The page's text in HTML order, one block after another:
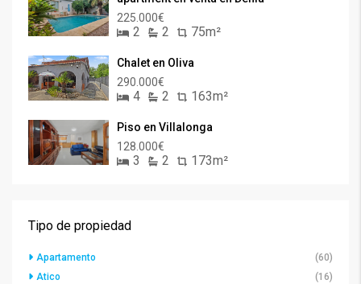
225.000€
2 2 75m²
Chalet en Oliva
290.000€
4 2 163m²
Piso en Villalonga
128.000€
3 2 173m²
Tipo de propiedad
Apartamento
(60)
Atico
(16)